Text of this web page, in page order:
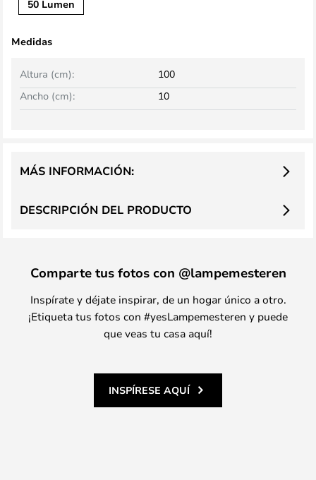
50 Lumen
Medidas
Ancho (cm): 10
Altura (cm): 100
DESCRIPCIÓN DEL PRODUCTO
MÁS INFORMACIÓN:
Comparte tus fotos con @lampemesteren
Inspírate y déjate inspirar, de un hogar único a otro.
¡Etiqueta tus fotos con #yesLampemesteren y puede
que veas tu casa aquí!
INSPÍRESE AQUÍ